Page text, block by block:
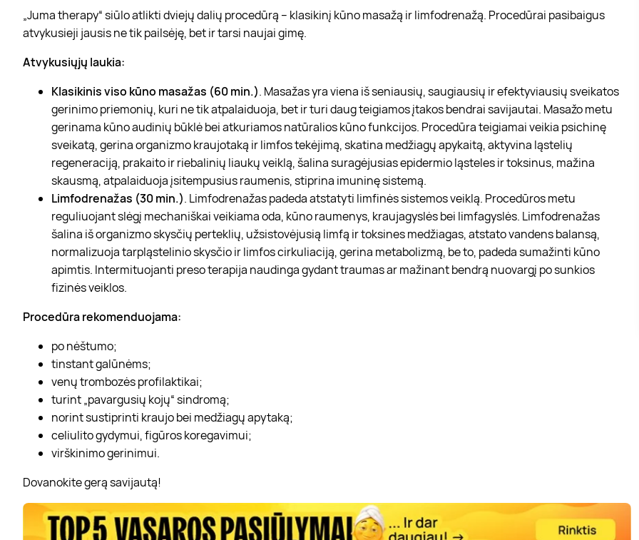
„Juma therapy“ siūlo atlikti dviejų dalių procedūrą – klasikinį kūno masažą ir limfodrenažą. Procedūrai pasibaigus
atvykusieji jausis ne tik pailsėję, bet ir tarsi naujai gimę.
Atvykusiųjų laukia:
Klasikinis viso kūno masažas (60 min.). Masažas yra viena iš seniausių, saugiausių ir efektyviausių sveikatos
gerinimo priemonių, kuri ne tik atpalaiduoja, bet ir turi daug teigiamos įtakos bendrai savijautai. Masažo metu
gerinama kūno audinių būklė bei atkuriamos natūralios kūno funkcijos. Procedūra teigiamai veikia psichinę
sveikatą, gerina organizmo kraujotaką ir limfos tekėjimą, skatina medžiagų apykaitą, aktyvina ląstelių
regeneraciją, prakaito ir riebalinių liaukų veiklą, šalina suragėjusias epidermio ląsteles ir toksinus, mažina
skausmą, atpalaiduoja įsitempusius raumenis, stiprina imuninę sistemą.
Limfodrenažas (30 min.). Limfodrenažas padeda atstatyti limfinės sistemos veiklą. Procedūros metu
reguliuojant slėgį mechaniškai veikiama oda, kūno raumenys, kraujagyslės bei limfagyslės. Limfodrenažas
šalina iš organizmo skysčių perteklių, užsistovėjusią limfą ir toksines medžiagas, atstato vandens balansą,
normalizuoja tarpląstelinio skysčio ir limfos cirkuliaciją, gerina metabolizmą, be to, padeda sumažinti kūno
apimtis. Intermituojanti preso terapija naudinga gydant traumas ar mažinant bendrą nuovargį po sunkios
fizinės veiklos.
Procedūra rekomenduojama:
po nėštumo;
tinstant galūnėms;
venų trombozės profilaktikai;
turint „pavargusių kojų“ sindromą;
norint sustiprinti kraujo bei medžiagų apytaką;
celiulito gydymui, figūros koregavimui;
virškinimo gerinimui.
Dovanokite gerą savijautą!